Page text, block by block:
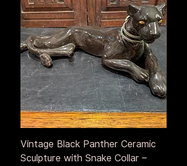
Vintage Black Panther Ceramic
Sculpture with Snake Collar –